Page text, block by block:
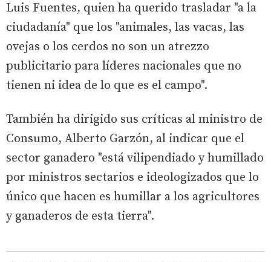
Luis Fuentes, quien ha querido trasladar "a la
ciudadanía" que los "animales, las vacas, las
ovejas o los cerdos no son un atrezzo
publicitario para líderes nacionales que no
tienen ni idea de lo que es el campo".
También ha dirigido sus críticas al ministro de
Consumo, Alberto Garzón, al indicar que el
sector ganadero "está vilipendiado y humillado
por ministros sectarios e ideologizados que lo
único que hacen es humillar a los agricultores
y ganaderos de esta tierra".